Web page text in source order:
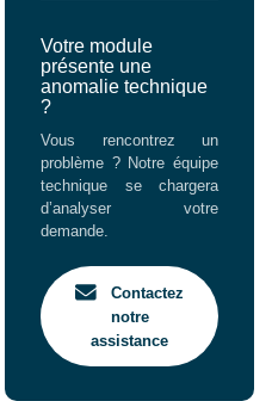
Votre module
présente une
anomalie technique
?
Vous rencontrez un
problème ? Notre équipe
technique se chargera
d’analyser votre
demande.
Contactez
notre
assistance